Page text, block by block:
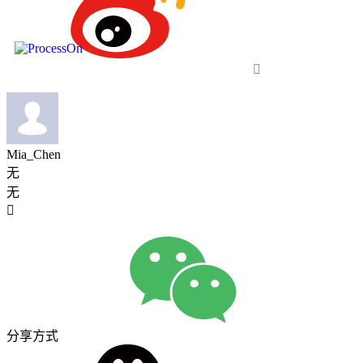

Mia_Chen
无
无

分享方式